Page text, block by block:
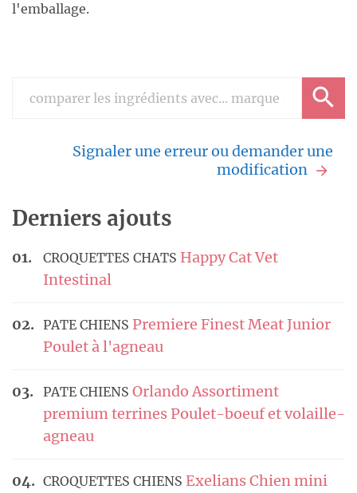
l'emballage.
Signaler une erreur ou demander une
modification
Derniers ajouts
CROQUETTES CHATS Happy Cat Vet
Intestinal
PATE CHIENS Premiere Finest Meat Junior
Poulet à l'agneau
PATE CHIENS Orlando Assortiment
premium terrines Poulet-boeuf et volaille-
agneau
CROQUETTES CHIENS Exelians Chien mini